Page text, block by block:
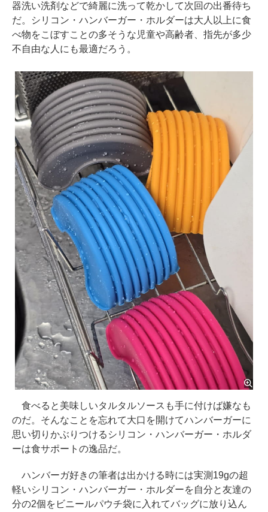
器洗い洗剤などで綺麗に洗って乾かして次回の出番待ち
だ。シリコン・ハンバーガー・ホルダーは大人以上に食
べ物をこぼすことの多そうな児童や高齢者、指先が多少
不自由な人にも最適だろう。
食べると美味しいタルタルソースも手に付けば嫌なも
のだ。そんなことを忘れて大口を開けてハンバーガーに
思い切りかぶりつけるシリコン・ハンバーガー・ホルダ
ーは食サポートの逸品だ。
ハンバーガ好きの筆者は出かける時には実測19gの超
軽いシリコン・ハンバーガー・ホルダーを自分と友達の
分の2個をビニールパウチ袋に入れてバッグに放り込ん